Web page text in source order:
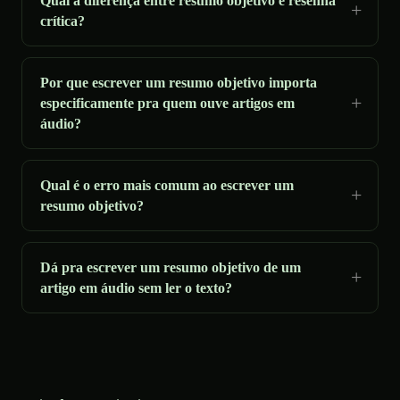
crítica?
Por que escrever um resumo objetivo importa
especificamente pra quem ouve artigos em
áudio?
Qual é o erro mais comum ao escrever um
resumo objetivo?
Dá pra escrever um resumo objetivo de um
artigo em áudio sem ler o texto?